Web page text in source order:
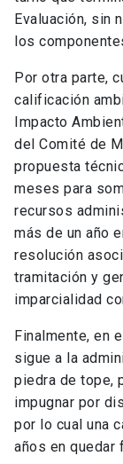
Evaluación, sin
los
Por otra parte,
calificación
Impacto
del Comité de
propuesta
meses para
recursos
más de un año
resolución
tramitación y
imparcialidad
Finalmente, en
sigue a la
piedra de tope,
impugnar por
por lo cual una
años en quedar